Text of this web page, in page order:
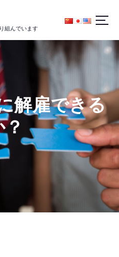
組んでいます
解雇できる